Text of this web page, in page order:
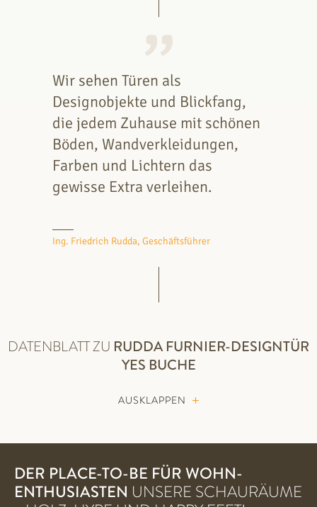
Wir sehen Türen als
Designobjekte und Blickfang,
die jedem Zuhause mit schönen
Böden, Wandverkleidungen,
Farben und Lichtern das
gewisse Extra verleihen.
Ing. Friedrich Rudda, Geschäftsführer
DATENBLATT ZU RUDDA FURNIER-DESIGNTÜR
YES BUCHE
AUSKLAPPEN
DER PLACE-TO-BE FÜR WOHN-
ENTHUSIASTEN UNSERE SCHAURÄUME